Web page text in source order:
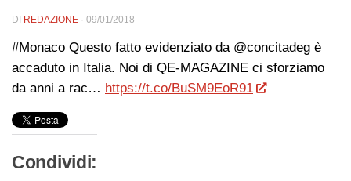
DI REDAZIONE · 09/01/2018
#Monaco Questo fatto evidenziato da @concitadeg è
accaduto in Italia. Noi di QE-MAGAZINE ci sforziamo
da anni a rac… https://t.co/BuSM9EoR91
Condividi: